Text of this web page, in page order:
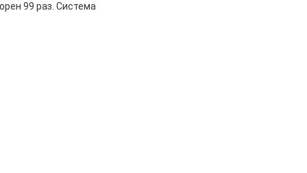
99 раз. Система